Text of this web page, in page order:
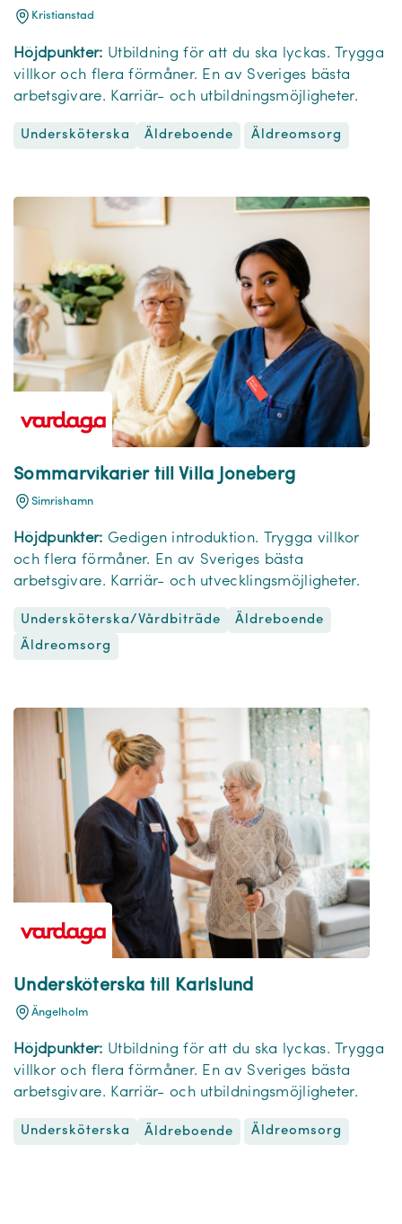
Kristianstad
Höjdpunkter: Utbildning för att du ska lyckas. Trygga
villkor och flera förmåner. En av Sveriges bästa
arbetsgivare. Karriär- och utbildningsmöjligheter.
Undersköterska Äldreboende Äldreomsorg
Sommarvikarier till Villa Joneberg
Simrishamn
Höjdpunkter: Gedigen introduktion. Trygga villkor
och flera förmåner. En av Sveriges bästa
arbetsgivare. Karriär- och utvecklingsmöjligheter.
Undersköterska/Vårdbiträde
Äldreboende
Äldreomsorg
Undersköterska till Karlslund
Ängelholm
Höjdpunkter: Utbildning för att du ska lyckas. Trygga
villkor och flera förmåner. En av Sveriges bästa
arbetsgivare. Karriär- och utbildningsmöjligheter.
Undersköterska Äldreboende Äldreomsorg